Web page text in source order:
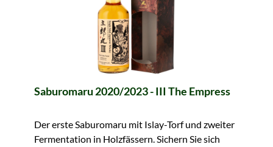
Saburomaru 2020/2023 - III The Empress
Der erste Saburomaru mit Islay-Torf und zweiter
Fermentation in Holzfässern. Sichern Sie sich